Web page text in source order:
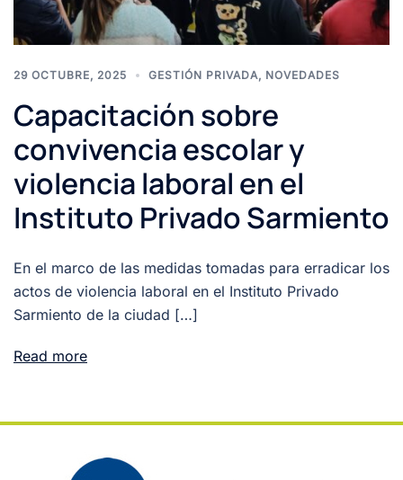
29 OCTUBRE, 2025 GESTIÓN PRIVADA, NOVEDADES
Capacitación sobre
convivencia escolar y
violencia laboral en el
Instituto Privado Sarmiento
En el marco de las medidas tomadas para erradicar los
actos de violencia laboral en el Instituto Privado
Sarmiento de la ciudad […]
Read more